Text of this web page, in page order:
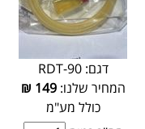
דגם: RDT-90
המחיר שלנו:149
₪
כולל מע"מ